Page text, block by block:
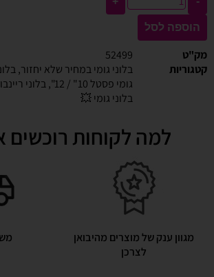
הוספה לסל
מק"ט
52499
קטגוריות
בלוני גומי במחיר שלא יחזור,
גומי פסטל 10" / 12"
,בלוני ריינבו
בלוני גומי 💥
למה לקוחות רוכשים
מגוון ענק של מוצרים מהיבואן
לצרכן